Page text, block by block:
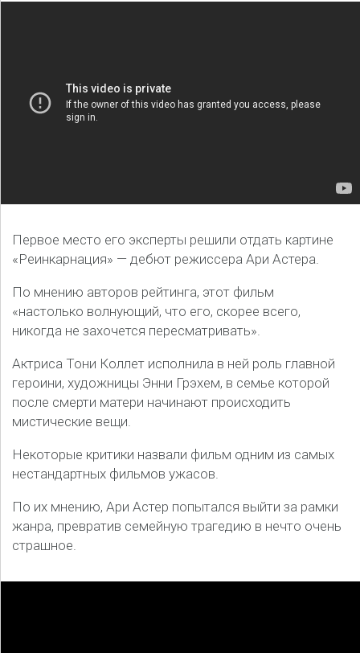
Первое место его эксперты решили отдать картине
«Реинкарнация» — дебют режиссера Ари Астера.
По мнению авторов рейтинга, этот фильм
«настолько волнующий, что его, скорее всего,
никогда не захочется пересматривать».
Актриса Тони Коллет исполнила в ней роль главной
героини, художницы Энни Грэхем, в семье которой
после смерти матери начинают происходить
мистические вещи.
Некоторые критики назвали фильм одним из самых
нестандартных фильмов ужасов.
По их мнению, Ари Астер попытался выйти за рамки
жанра, превратив семейную трагедию в нечто очень
страшное.